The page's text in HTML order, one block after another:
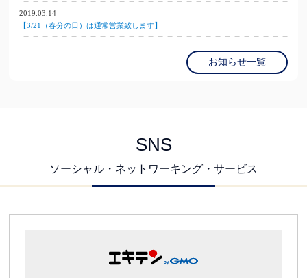
2019.03.14
【3/21（春分の日）は通常営業致します】
お知らせ一覧
SNS
ソーシャル・ネットワーキング・サービス